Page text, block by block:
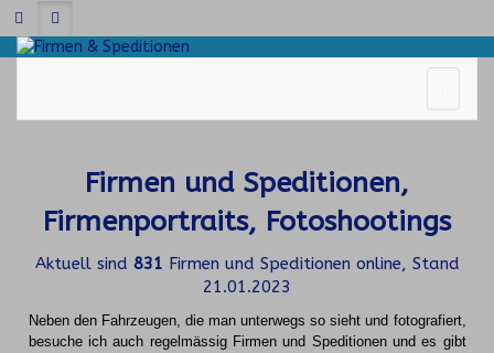
Firmen und Speditionen,
Firmenportraits, Fotoshootings
Aktuell sind 831 Firmen und Speditionen online, Stand
21.01.2023
Neben den Fahrzeugen, die man unterwegs so sieht und fotografiert,
besuche ich auch regelmässig Firmen und Speditionen und es gibt